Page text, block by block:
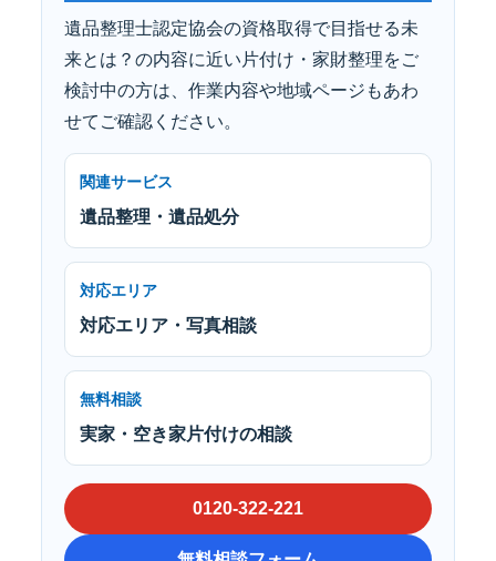
遺品整理士認定協会の資格取得で目指せる未
来とは？の内容に近い片付け・家財整理をご
検討中の方は、作業内容や地域ページもあわ
せてご確認ください。
関連サービス
遺品整理・遺品処分
対応エリア
対応エリア・写真相談
無料相談
実家・空き家片付けの相談
0120-322-221